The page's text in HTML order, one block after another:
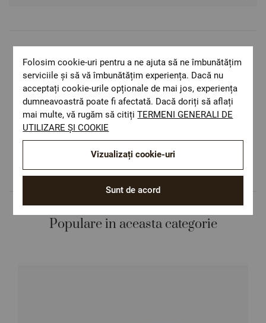
Costul de livrare este 19.60 lei pe teritoriul
României.
ОЕКО-ТЕX STANDARD 100
Materiale textile care sunt sigure pentru
sănătatea dumneavoastră.
Design autentic
Culori și imprimeuri pentru orice stil și
preferință.
Populare in aceasta categorie
Folosim cookie-uri pentru a ne ajuta să ne îmbunătățim
serviciile și să vă îmbunătățim experiența. Dacă nu
acceptați cookie-urile opționale de mai jos, experiența
dumneavoastră poate fi afectată. Dacă doriți să aflați
mai multe, vă rugăm să citițiTERMENI GENERALI DE
UTILIZARE ȘI COOKIE
Sunt de acord
Vizualizați cookie-uri